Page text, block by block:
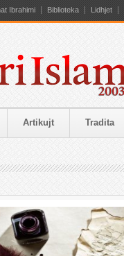
Ibrahimi Biblioteka Lidhjet
Artikujt Tradita